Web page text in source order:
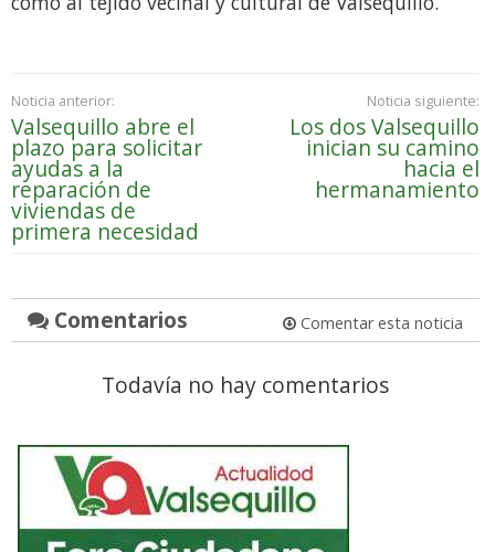
Noticia anterior:
Valsequillo abre el
plazo para solicitar
ayudas a la
reparación de
viviendas de
primera necesidad
Noticia siguiente:
Los dos Valsequillo
inician su camino
hacia el
hermanamiento
Comentarios Comentar esta noticia
Todavía no hay comentarios